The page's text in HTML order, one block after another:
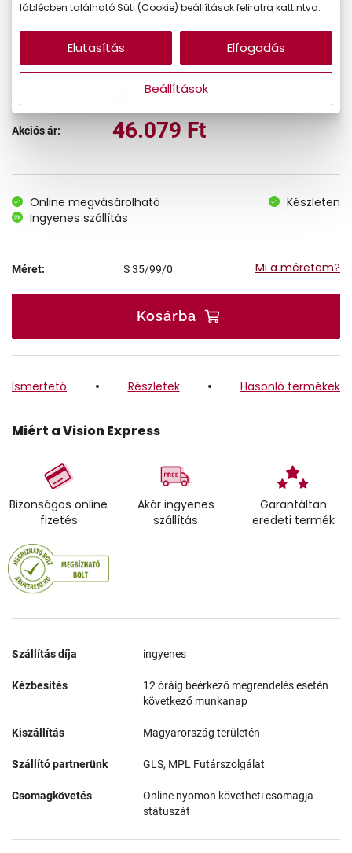
Korábbi ár: 70.890 Ft
Akciós ár: 46.079 Ft
Online megvásárolható
Készleten
Ingyenes szállítás
Méret: S35/99/0 Mi a méretem?
Kosárba
Ismertető Részletek Hasonló termékek
Miért a Vision Express
Bizonságos online
fizetés
Akár ingyenes
szállítás
Garantáltan
eredeti termék
Szállítás díja ingyenes
Kézbesítés
12 óráig beérkező megrendelés esetén
következő munkanap
Kiszállítás Magyarország területén
Szállító partnerünk GLS, MPL Futárszolgálat
Csomagkövetés
Online nyomon követheti csomagja
státuszát
láblécben található Süti (Cookie) beállítások feliratra kattintva.
Beállítások
Elutasítás Elfogadás